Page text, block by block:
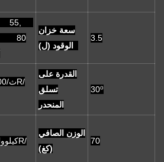
80
سعة خزان
3.5
القدرة على
تسلق
المنحدر
30⁰
الوزن الصافي
(كغ)
70